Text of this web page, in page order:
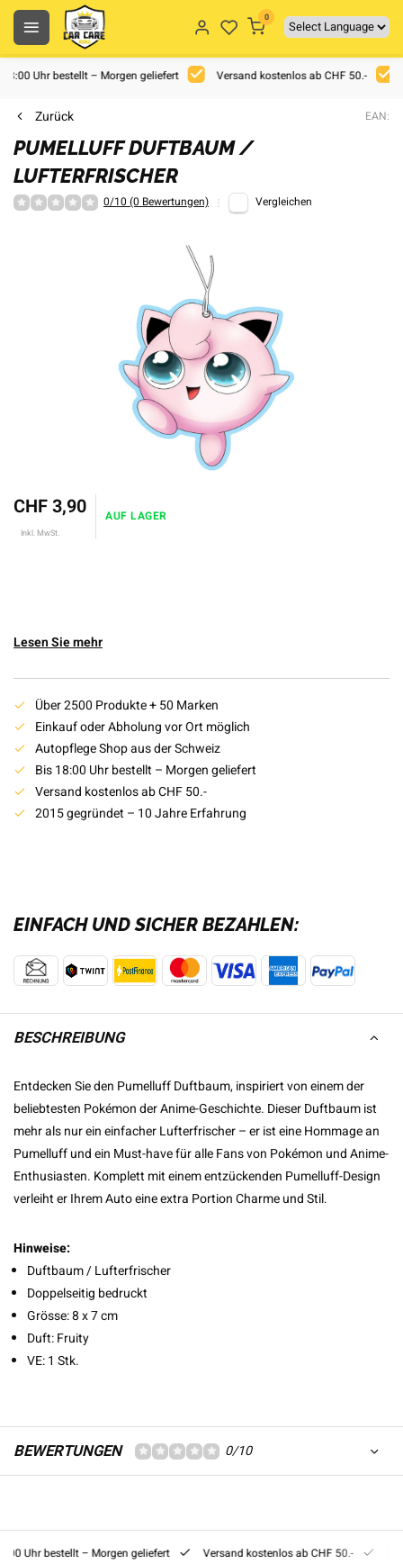
0
Uhr bestellt – Morgen geliefert Versand kostenlos ab CHF 50.-
Zurück EAN:
PUMELLUFF DUFTBAUM /
LUFTERFRISCHER
0/10 (0 Bewertungen) Vergleichen
CHF 3,90
Inkl. MwSt.
AUF LAGER
Lesen Sie mehr
Über 2500 Produkte + 50 Marken
Einkauf oder Abholung vor Ort möglich
Autopflege Shop aus der Schweiz
Bis 18:00 Uhr bestellt – Morgen geliefert
Versand kostenlos ab CHF 50.-
2015 gegründet – 10 Jahre Erfahrung
EINFACH UND SICHER BEZAHLEN:
BESCHREIBUNG
Entdecken Sie den Pumelluff Duftbaum, inspiriert von einem der
beliebtesten Pokémon der Anime-Geschichte. Dieser Duftbaum ist
mehr als nur ein einfacher Lufterfrischer – er ist eine Hommage an
Pumelluff und ein Must-have für alle Fans von Pokémon und Anime-
Enthusiasten. Komplett mit einem entzückenden Pumelluff-Design
verleiht er Ihrem Auto eine extra Portion Charme und Stil.
Hinweise:
Duftbaum / Lufterfrischer
Doppelseitig bedruckt
Grösse: 8 x 7 cm
Duft: Fruity
VE: 1 Stk.
BEWERTUNGEN 0/10
Uhr bestellt – Morgen geliefert Versand kostenlos ab CHF 50.-